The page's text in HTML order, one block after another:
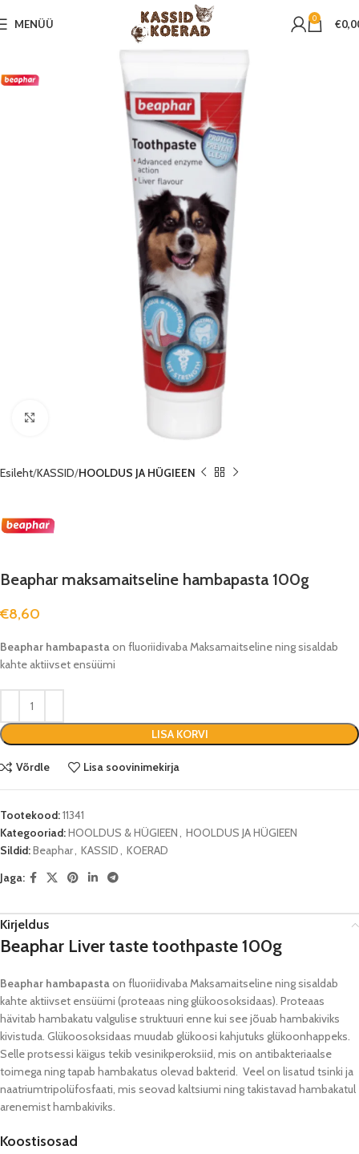
MENÜÜ 0 €
Esileht KASSID HOOLDUS JA HÜGIEEN
Beaphar maksamaitseline hambapasta 100g
€8,60
Beaphar hambapastaon fluoriidivaba Maksamaitseline ning sisaldab
kahte aktiivset ensüümi
LISA KORVI
Võrdle Lisa soovinimekirja
Tootekood:11341
Kategooriad:HOOLDUS & HÜGIEEN, HOOLDUS JA HÜGIEEN
Sildid:Beaphar, KASSID, KOERAD
Jaga:
Kirjeldus
Beaphar Liver taste toothpaste 100g
Beaphar hambapastaon fluoriidivaba Maksamaitseline ning sisaldab
kahte aktiivset ensüümi (proteaas ning glükoosoksidaas). Proteaas
hävitab hambakatu valgulise struktuuri enne kui see jõuab hambakiviks
kivistuda. Glükoosoksidaas muudab glükoosi kahjutuks glükoonhappeks.
Selle protsessi käigus tekib vesinikperoksiid, mis on antibakteriaalse
toimega ning tapab hambakatus olevad bakterid. Veel on lisatud tsinki ja
naatriumtripolüfosfaati, mis seovad kaltsiumi ning takistavad hambakatul
arenemist hambakiviks.
Koostisosad